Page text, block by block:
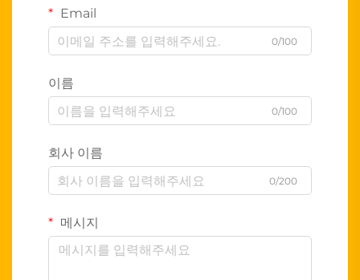
Email
0/100
이름
0/100
회사 이름
0/200
메시지